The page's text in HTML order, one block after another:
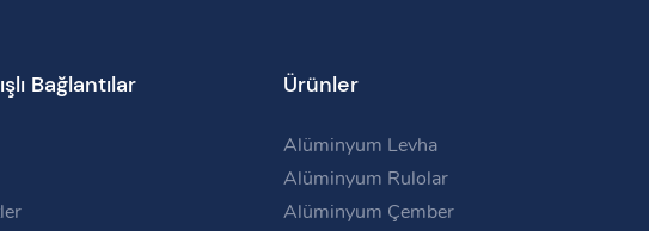
Bağlantılar Ürünler
Alüminyum Levha
Alüminyum Rulolar
Alüminyum Çember